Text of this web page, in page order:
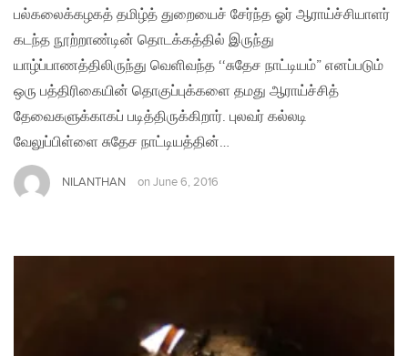
பல்கலைக்கழகத் தமிழ்த் துறையைச் சேர்ந்த ஓர் ஆராய்ச்சியாளர்
கடந்த நூற்றாண்டின் தொடக்கத்தில் இருந்து
யாழ்ப்பாணத்திலிருந்து வெளிவந்த ‘‘சுதேச நாட்டியம்” எனப்படும்
ஒரு பத்திரிகையின் தொகுப்புக்களை தமது ஆராய்ச்சித்
தேவைகளுக்காகப் படித்திருக்கிறார். புலவர் கல்லடி
வேலுப்பிள்ளை சுதேச நாட்டியத்தின்…
NILANTHAN on June 6, 2016